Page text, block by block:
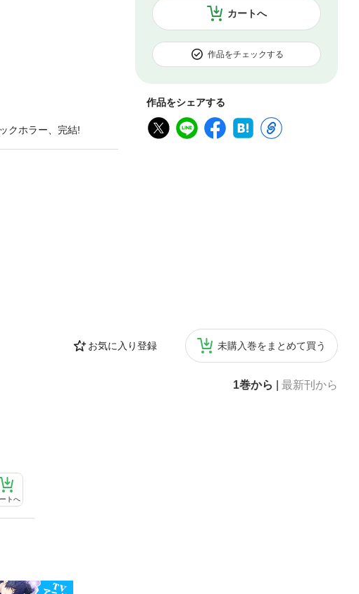
カートへ
作品をチェックする
作品をシェアする
お気に入り登録 未購入巻をまとめて買う
1巻から 最新刊から
トへ
クホラー、完結!